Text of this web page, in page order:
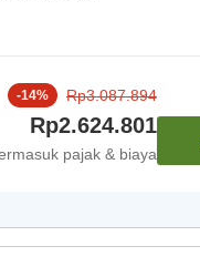
-14% Rp3.087.894
Rp2.624.801
pajak & biaya